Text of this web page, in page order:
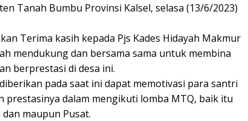
Tanah Bumbu Provinsi Kalsel, selasa (13/6/2023)
Terima kasih kepada Pjs Kades Hidayah Makmur
mendukung dan bersama sama untuk membina
berprestasi di desa ini.
pada saat ini dapat memotivasi para santri
dalam mengikuti lomba MTQ, baik itu
maupun Pusat.